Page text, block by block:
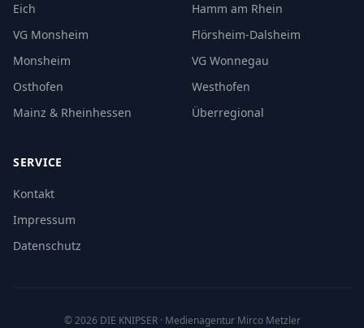
Eich
Hamm am Rhein
VG Monsheim
Flörsheim-Dalsheim
Monsheim
VG Wonnegau
Osthofen
Westhofen
Mainz & Rheinhessen
Überregional
SERVICE
Kontakt
Impressum
Datenschutz
©2026 DIE KNIPSER· Medienagentur Mirco Metzler